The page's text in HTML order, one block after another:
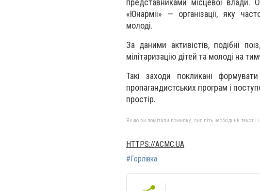
представниками місцевої влади.
«Юнармії» — організації, яку
молоді.
За даними активістів, подібні
мілітаризацію дітей та молоді на
Такі заходи покликані
пропагандистських програм і
простір.
Якщо ви помітили помилку, виділіть необхідний текст
HTTPS://ACMC.UA
#Горлівка